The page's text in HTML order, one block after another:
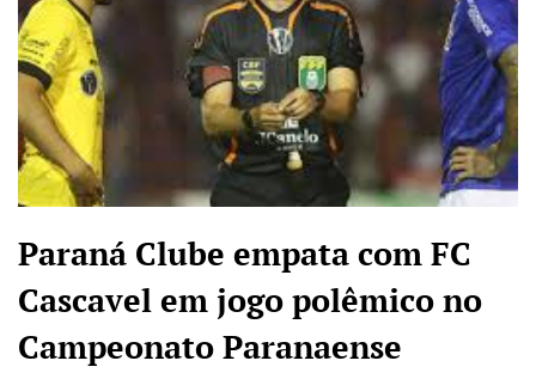
Paraná Clube empata com FC
Cascavel em jogo polêmico no
Campeonato Paranaense